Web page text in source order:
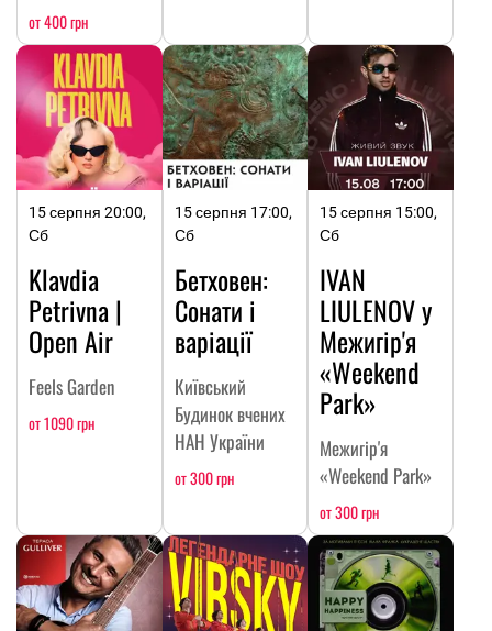
от 400 грн
15 серпня 20:00,
Сб
Klavdia
Petrivna |
Open Air
Feels Garden
от 1090 грн
15 серпня 17:00,
Сб
Бетховен:
Сонати і
варіації
Київський
Будинок вчених
НАН України
от 300 грн
15 серпня 15:00,
Сб
IVAN
LIULENOV у
Межигір'я
«Weekend
Park»
Межигір'я
«Weekend Park»
от 300 грн